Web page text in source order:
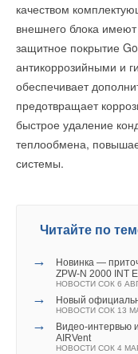
качеством
внешнего блока
защитное покрытие
антикоррозийными и
обеспечивает
предотвращает
быстрое удаление
теплообмена,
системы.
Читайте по
→
Новинка —
ZPW-N 2000 INT
НОВОСТИ СОК 6
→ Новый
НОВОСТИ СОК 13
→
Видео-интервью
AIRVent
НОВОСТИ СОК 4
Комментарии
В этой теме еще нет
Добавить
Ваше имя *
Текст комментария
Добавить
Ваше имя *
Ваш E-mail *
Текст комментария